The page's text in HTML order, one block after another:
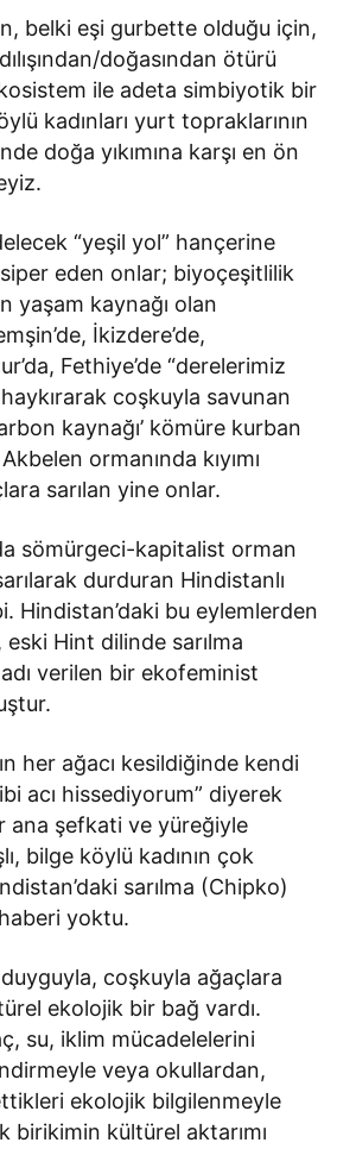
belki eşi gurbette olduğu için,
doğasından ötürü
ile adeta simbiyotik bir
kadınları yurt topraklarının
doğa yıkımına karşı en ön
“yeşil yol” hançerine
eden onlar; biyoçeşitlilik
yaşam kaynağı olan
İkizdere’de,
Fethiye’de “derelerimiz
coşkuyla savunan
kaynağı’ kömüre kurban
ormanında kıyımı
sarılan yine onlar.
sömürgeci-kapitalist orman
durduran Hindistanlı
Hindistan’daki bu eylemlerden
Hint dilinde sarılma
verilen bir ekofeminist
her ağacı kesildiğinde kendi
acı hissediyorum” diyerek
ana şefkati ve yüreğiyle
bilge köylü kadının çok
sarılma (Chipko)
yoktu.
duyguyla, coşkuyla ağaçlara
ekolojik bir bağ vardı.
su, iklim mücadelelerini
veya okullardan,
ekolojik bilgilenmeyle
birikimin kültürel aktarımı